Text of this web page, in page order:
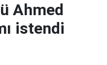
Ahmed
istendi